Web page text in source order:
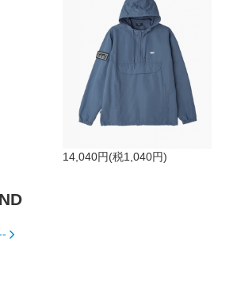
14,040円(税1,040円)